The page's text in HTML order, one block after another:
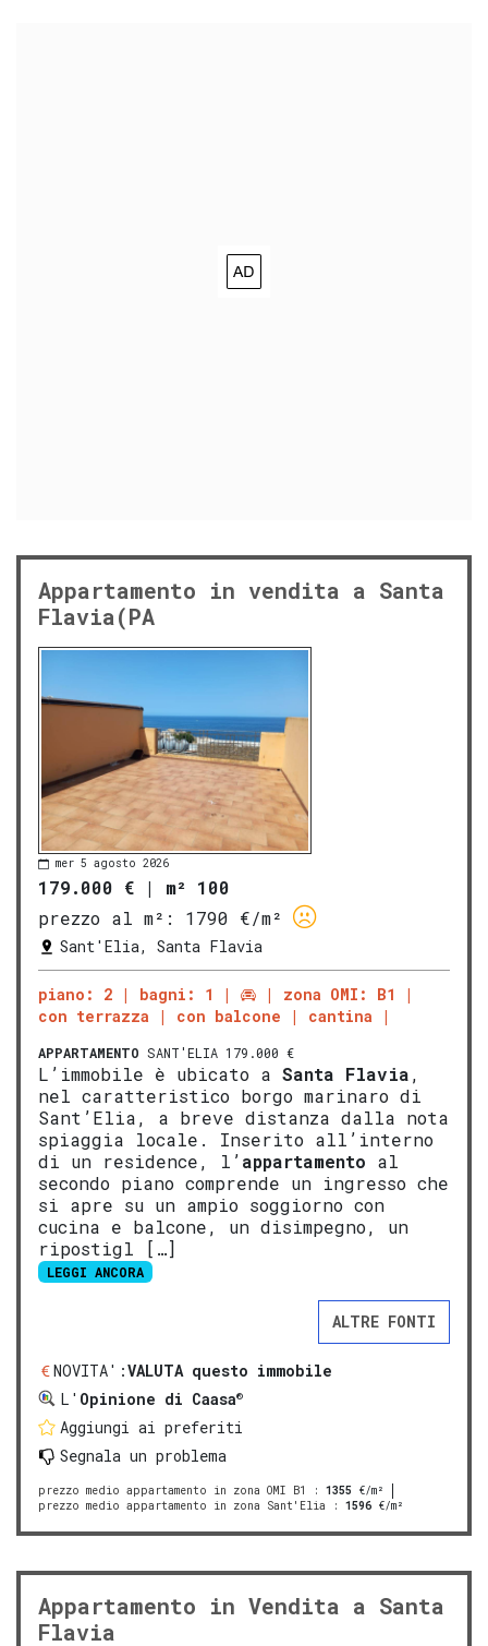
Appartamento in vendita a Santa
Flavia(PA
mer 5 agosto 2026
179.000 € | m² 100
prezzo al m²:
1790 €/m²
Sant'Elia, Santa Flavia
piano: 2 bagni: 1
zona OMI: B1
con terrazza
con balcone cantina
APPARTAMENTO SANT'ELIA 179.000 €
L’immobile è ubicato a Santa Flavia,
nel caratteristico borgo marinaro di
Sant’Elia, a breve distanza dalla nota
spiaggia locale. Inserito all’interno
di un residence, l’appartamento al
secondo piano comprende un ingresso che
si apre su un ampio soggiorno con
cucina e balcone, un disimpegno, un
ripostigl […]
LEGGI ANCORA
ALTRE FONTI
NOVITA':VALUTA questo immobile
L' Opinione di Caasa®
Aggiungi ai preferiti
Segnala un problema
prezzo medio appartamento in zona OMI B1 : 1355 €/m²
prezzo medio appartamento in zona Sant'Elia : 1596 €/m²
Appartamento in Vendita a Santa
Flavia